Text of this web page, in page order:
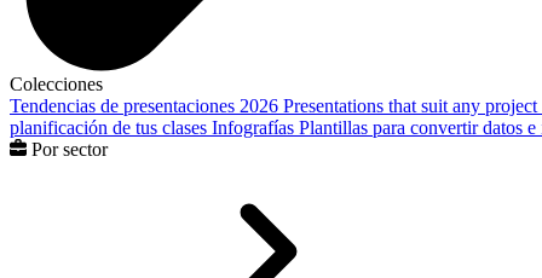
Colecciones
Tendencias de presentaciones 2026 Presentations that suit any project
planificación de tus clases Infografías Plantillas para convertir datos
Por sector